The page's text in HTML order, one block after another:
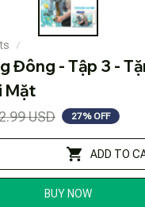
Đông - Tập 3 -
Mặt
USD 27% OFF
ADD TO
BUY NOW